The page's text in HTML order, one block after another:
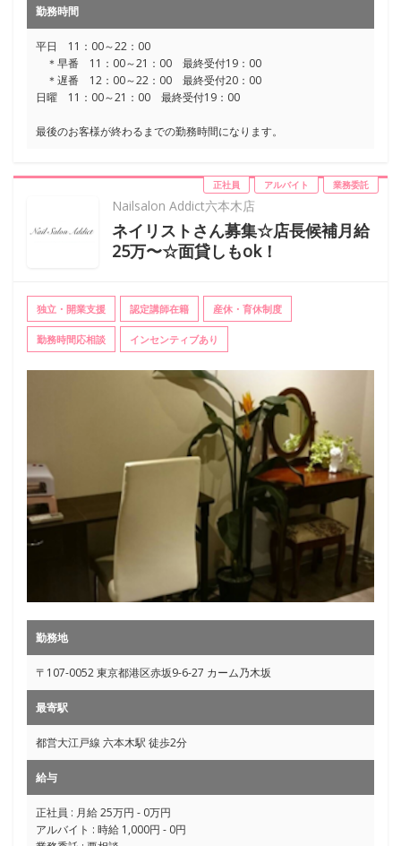
勤務時間
平日 11：00～22：00
＊早番 11：00～21：00 最終受付19：00
＊遅番 12：00～22：00 最終受付20：00
日曜 11：00～21：00 最終受付19：00
最後のお客様が終わるまでの勤務時間になります。
正社員 アルバイト 業務委託
Nailsalon Addict六本木店
ネイリストさん募集☆店長候補月給
25万〜☆面貸しもok！
独立・開業支援 認定講師在籍 産休・育休制度
勤務時間応相談 インセンティブあり
勤務地
〒107-0052 東京都港区赤坂9-6-27 カーム乃木坂
最寄駅
都営大江戸線 六本木駅 徒歩2分
給与
正社員 : 月給 25万円 - 0万円
アルバイト : 時給 1,000円 - 0円